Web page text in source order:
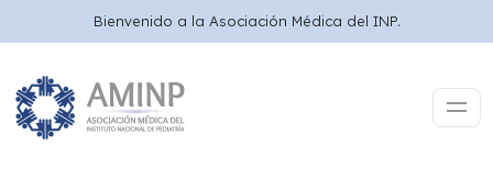
Bienvenido a la Asociación Médica del INP.